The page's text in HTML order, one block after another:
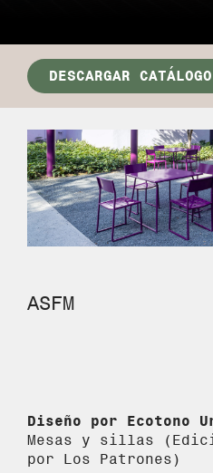
DESCARGAR CATÁLOGO
ASFM
Diseño por Ecotono
Mesas y sillas
por Los Patrones)